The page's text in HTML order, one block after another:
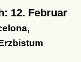
12. Februar